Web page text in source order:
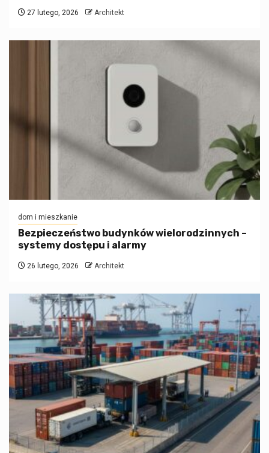
27 lutego, 2026 Architekt
dom i mieszkanie
Bezpieczeństwo budynków wielorodzinnych –
systemy dostępu i alarmy
26 lutego, 2026 Architekt